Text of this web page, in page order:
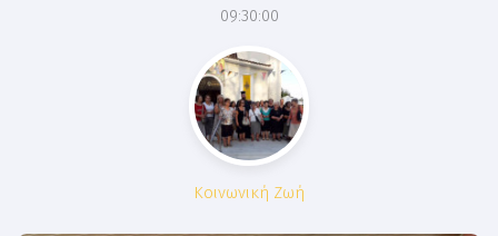
09:30:00
Κοινωνική Ζωή